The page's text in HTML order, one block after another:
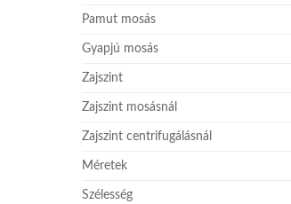
Pamut mosás
Gyapjú mosás
Zajszint
Zajszint mosásnál
Zajszint centrifugálásnál
Méretek
Szélesség